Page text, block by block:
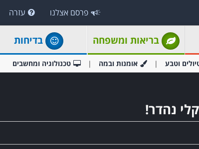
פרסם אצלנו עזרה
בריאות ומשפחה בדיחות
וטבע אומנות ובמה טכנולוגיה ומחשבים
נהדר!